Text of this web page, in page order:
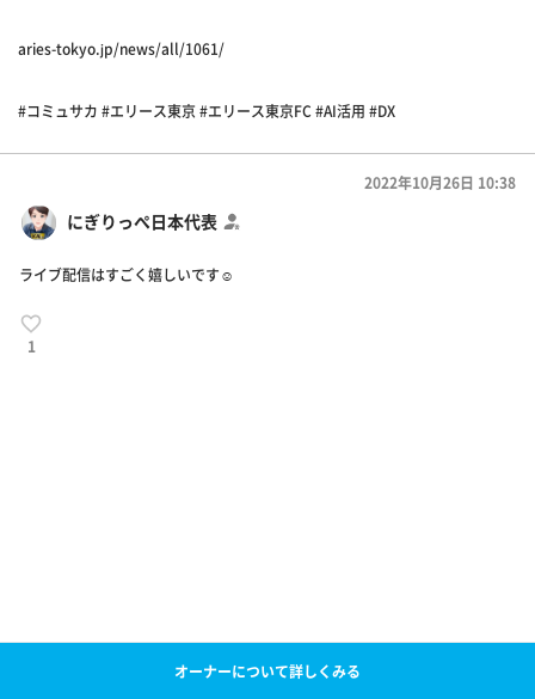
aries-tokyo.jp/news/all/1061/
#コミュサカ #エリース東京 #エリース東京FC #AI活用 #DX
にぎりっぺ日本代表
2022年10月26日 10:38
ライブ配信はすごく嬉しいです☺️
1
オーナーについて詳しくみる